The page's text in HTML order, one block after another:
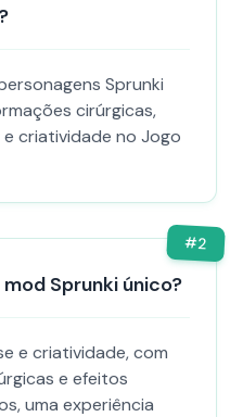
Sprunki
cirúrgicas,
criatividade no Jogo
#2
Sprunki único?
e criatividade, com
e efeitos
uma experiência